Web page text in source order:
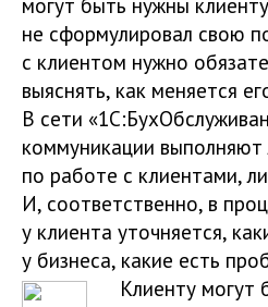
не сформулировал свою
с клиентом нужно
выяснять, как меняется
В сети
коммуникации
по работе с клиентами,
И, соответственно, в
у клиента уточняется,
у бизнеса, какие есть
Клиенту могут